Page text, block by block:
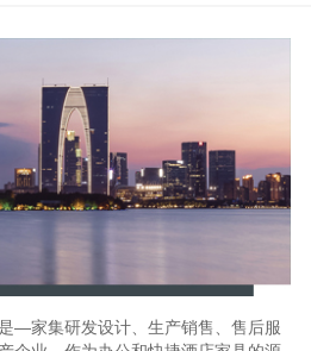
—家集研发设计、生产销售、售后服